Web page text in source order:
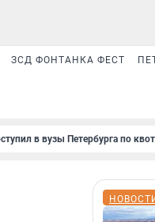
ЗСД ФОНТАНКА ФЕСТ
в вузы Петербурга по